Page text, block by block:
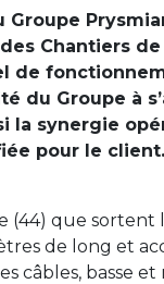
Chantiers
de
du Groupe à
la synergie
pour le
(44) que
de long et
câbles,